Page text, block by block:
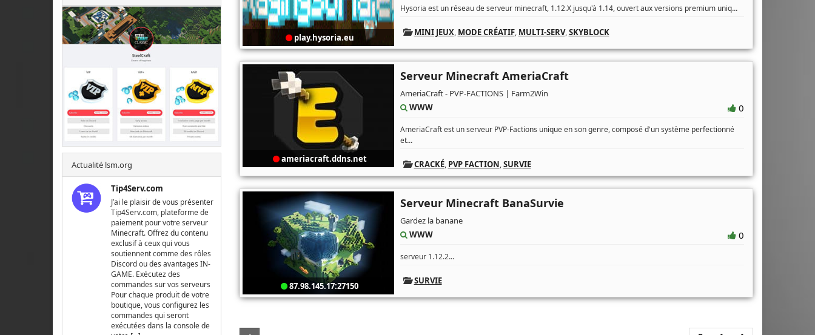
Actualité lsm.org
Tip4Serv.com
J’ai le plaisir de vous présenter
Tip4Serv.com, plateforme de
paiement pour votre serveur
Minecraft. Offrez du contenu
exclusif à ceux qui vous
soutiennent comme des rôles
Discord ou des avantages IN-
GAME. Exécutez des
commandes sur vos serveurs
Pour chaque produit de votre
boutique, vous configurez les
commandes qui seront
exécutées dans la console de
play.hysoria.eu
Hysoria est un réseau de serveur minecraft, 1.12.X jusqu'à 1.14, ouvert aux versions premium uniq...
MINI JEUX, MODE CRÉATIF, MULTI-SERV,SKYBLOCK
ameriacraft.ddns.net
Serveur Minecraft AmeriaCraft
AmeriaCraft - PVP-FACTIONS | Farm2Win
WWW
0
AmeriaCraft est un serveur PVP-Factions unique en son genre, composé d'un système perfectionné
et...
CRACKÉ, PVP FACTION,SURVIE
87.98.145.17:27150
Serveur Minecraft BanaSurvie
Gardez la banane
WWW
0
serveur 1.12.2...
SURVIE